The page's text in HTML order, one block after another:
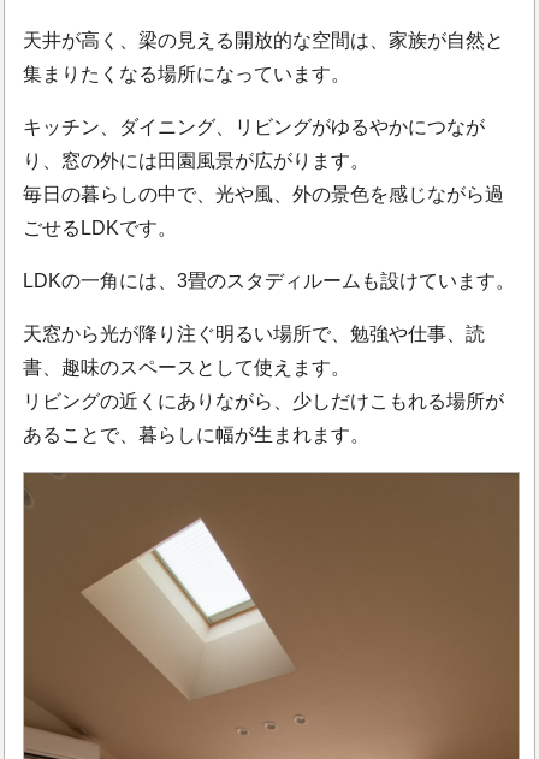
天井が高く、梁の見える開放的な空間は、家族が自然と
集まりたくなる場所になっています。
キッチン、ダイニング、リビングがゆるやかにつなが
り、窓の外には田園風景が広がります。
毎日の暮らしの中で、光や風、外の景色を感じながら過
ごせるLDKです。
LDKの一角には、3畳のスタディルームも設けています。
天窓から光が降り注ぐ明るい場所で、勉強や仕事、読
書、趣味のスペースとして使えます。
リビングの近くにありながら、少しだけこもれる場所が
あることで、暮らしに幅が生まれます。